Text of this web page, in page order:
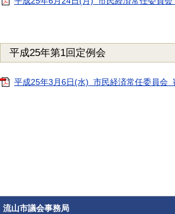
平成25年第1回定例会
平成25年3月6日(水) 市民経済常任委員会
流山市議会事務局